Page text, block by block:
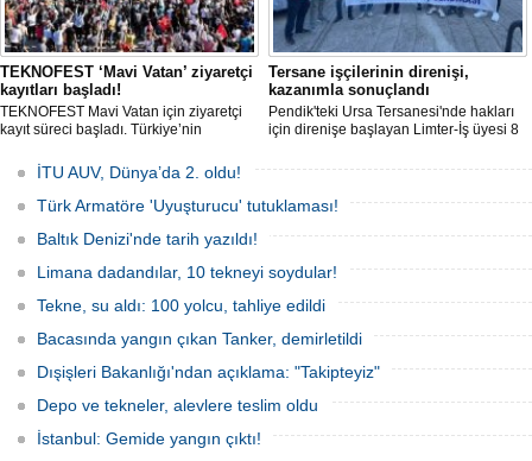
TEKNOFEST ‘Mavi Vatan’ ziyaretçi
kayıtları başladı!
TEKNOFEST Mavi Vatan için ziyaretçi
kayıt süreci başladı. Türkiye’nin
odaklanan etkinliği, 20-23 Ağustos
tarihleri arasında Gölcük Tersanesi
Komutanlığı’nda gerçekleştirilecek.
Tersane işçilerinin direnişi,
kazanımla sonuçlandı
Pendik'teki Ursa Tersanesi'nde hakları
için direnişe başlayan Limter-İş üyesi 8
arabulucu görüşmesinde tüm
Sendika, sözlerin tutulmaması halinde
İTU AUV, Dünya’da 2. oldu!
Türk Armatöre 'Uyuşturucu' tutuklaması!
Baltık Denizi'nde tarih yazıldı!
Limana dadandılar, 10 tekneyi soydular!
Tekne, su aldı: 100 yolcu, tahliye edildi
Bacasında yangın çıkan Tanker, demirletildi
Dışişleri Bakanlığı'ndan açıklama: "Takipteyiz"
Depo ve tekneler, alevlere teslim oldu
İstanbul: Gemide yangın çıktı!